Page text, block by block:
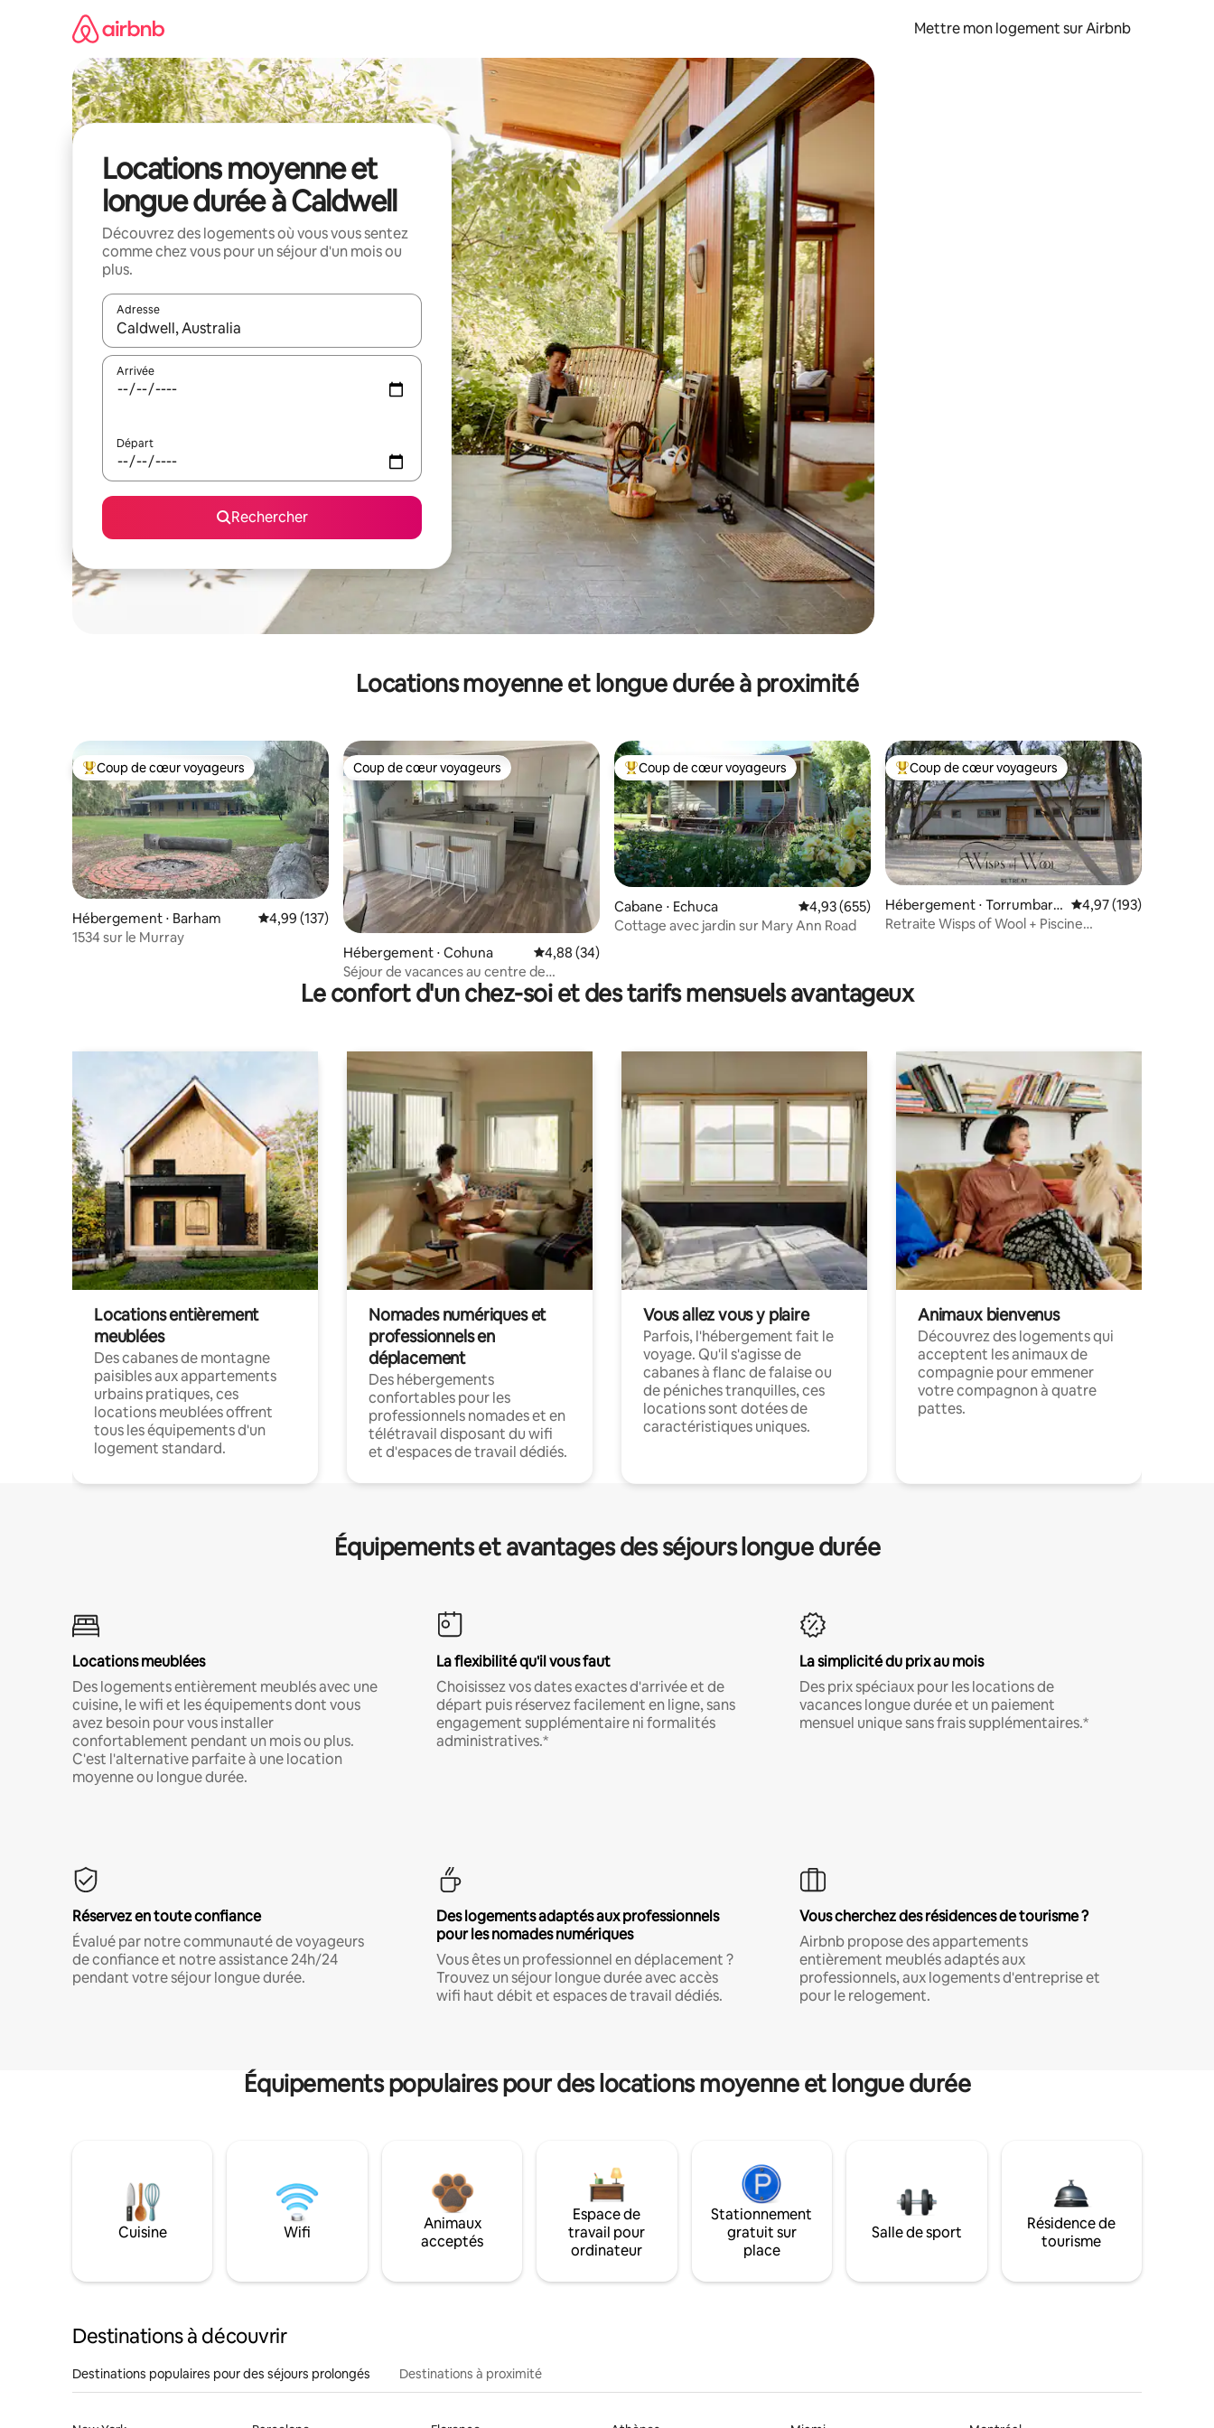
Mettre mon logement sur Airbnb
Locations moyenne et
longue durée à Caldwell
Découvrez des logements où vous vous sentez
comme chez vous pour un séjour d'un mois ou
plus.
Adresse
Lorsque les résultats s'affichent, utilisez les flèches vers le haut et vers le bas pour les parcourir ou en appuyant et en faisant glisser.
Arrivée
Départ
Rechercher
Locations moyenne et longue durée à proximité
Coups de cœur voyageurs les plus appréciés
Coup de cœur voyageurs
Hébergement ⋅ Barham Évaluation moyenne sur la base de 137 commentaires : 4,99 sur 5
4,99 (137)
1534 sur le Murray
Coup de cœur voyageurs
Coup de cœur voyageurs
Hébergement ⋅ Cohuna Évaluation moyenne sur la base de 34 commentaires : 4,88 sur 5
4,88 (34)
Séjour de vacances au centre de
Cohuna.
Coups de cœur voyageurs les plus appréciés
Coup de cœur voyageurs
Cabane ⋅ Echuca Évaluation moyenne sur la base de 655 commentaires : 4,93 sur 5
4,93 (655)
Cottage avec jardin sur Mary Ann Road
Coups de cœur voyageurs les plus appréciés
Coup de cœur voyageurs
Hébergement ⋅ Torrumbarr
y
Évaluation moyenne
4,97 (193)
Retraite Wisps of Wool + Piscine
Le confort d'un chez-soi et des tarifs mensuels avantageux
Locations entièrement
meublées
Des cabanes de montagne
paisibles aux appartements
urbains pratiques, ces
locations meublées offrent
tous les équipements d'un
logement standard.
Nomades numériques et
professionnels en
déplacement
Des hébergements
confortables pour les
professionnels nomades et en
télétravail disposant du wifi
et d'espaces de travail dédiés.
Vous allez vous y plaire
Parfois, l'hébergement fait le
voyage. Qu'il s'agisse de
cabanes à flanc de falaise ou
de péniches tranquilles, ces
locations sont dotées de
caractéristiques uniques.
Animaux bienvenus
Découvrez des logements qui
acceptent les animaux de
compagnie pour emmener
votre compagnon à quatre
pattes.
Équipements et avantages des séjours longue durée
Locations meublées
Des logements entièrement meublés avec une
cuisine, le wifi et les équipements dont vous
avez besoin pour vous installer
confortablement pendant un mois ou plus.
C'est l'alternative parfaite à une location
moyenne ou longue durée.
La flexibilité qu'il vous faut
Choisissez vos dates exactes d'arrivée et de
départ puis réservez facilement en ligne, sans
engagement supplémentaire ni formalités
administratives.*
La simplicité du prix au mois
Des prix spéciaux pour les locations de
vacances longue durée et un paiement
mensuel unique sans frais supplémentaires.*
Réservez en toute confiance
Évalué par notre communauté de voyageurs
de confiance et notre assistance 24h/24
pendant votre séjour longue durée.
Des logements adaptés aux professionnels
pour les nomades numériques
Vous êtes un professionnel en déplacement ?
Trouvez un séjour longue durée avec accès
wifi haut débit et espaces de travail dédiés.
Vous cherchez des résidences de tourisme ?
Airbnb propose des appartements
entièrement meublés adaptés aux
professionnels, aux logements d'entreprise et
pour le relogement.
Équipements populaires pour des locations moyenne et longue durée
Cuisine Wifi
Animaux
acceptés
Espace de
travail pour
ordinateur
Stationnement
gratuit sur
place
Salle de sport
Résidence de
tourisme
Destinations à découvrir
Destinations populaires pour des séjours prolongés Destinations à proximité